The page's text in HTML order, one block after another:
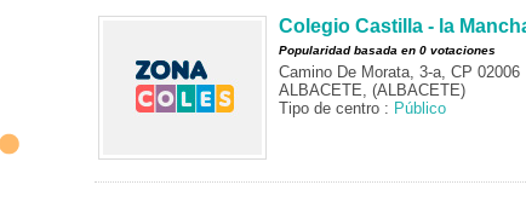
Colegio Castilla - la
Popularidad basada en 0 votaciones
Camino De Morata, 3-a, CP 02006
ALBACETE, (ALBACETE)
Tipo de centro : Público